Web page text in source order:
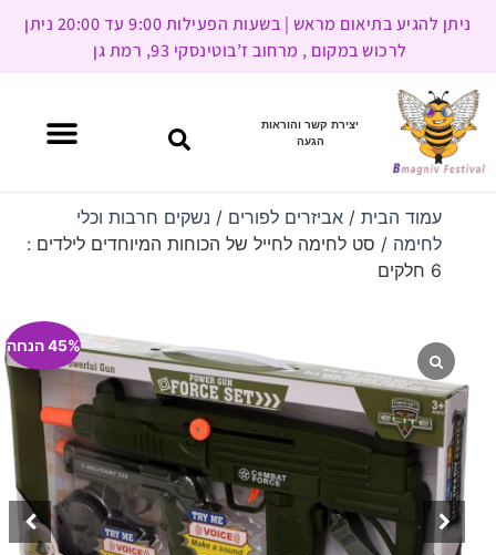
ניתן להגיע בתיאום מראש | בשעות הפעילות 9:00 עד 20:00 ניתן
לרכוש במקום , מרחוב ז’בוטינסקי 93, רמת גן
יצירת קשר והוראות
הגעה
עמוד הבית/ אביזרים לפורים / נשקים חרבות וכלי
לחימה / סט לחימה לחייל של הכוחות המיוחדים לילדים :
6 חלקים
45% הנחה